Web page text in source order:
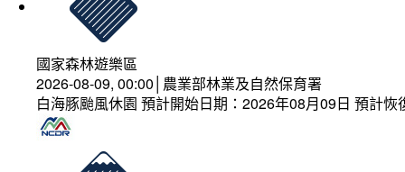
國家森林遊樂區
2026-08-09, 00:00│農業部林業及自然保育署
白海豚颱風休園 預計開始日期：2026年08月09日 預計